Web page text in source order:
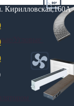
Угловые
Кирилловская,160А